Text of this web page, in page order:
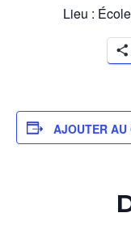
Lieu :
AJOUTER AU